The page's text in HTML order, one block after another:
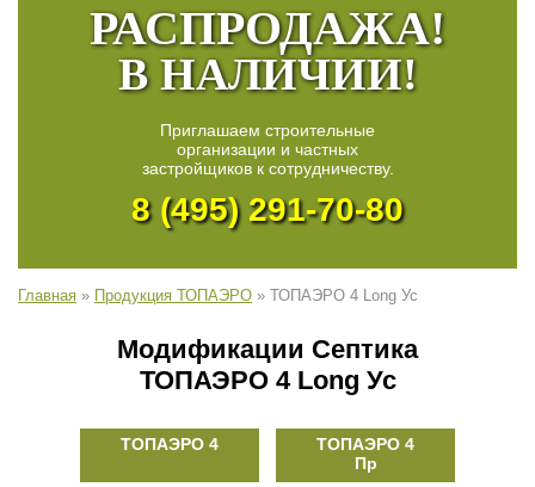
РАСПРОДАЖА!
В НАЛИЧИИ!
Приглашаем строительные
организации и частных
застройщиков к сотрудничеству.
8 (495) 291-70-80
Главная » Продукция ТОПАЭРО » ТОПАЭРО 4 Long Ус
Модификации Септика
ТОПАЭРО 4 Long Ус
ТОПАЭРО 4
ТОПАЭРО 4
Пр